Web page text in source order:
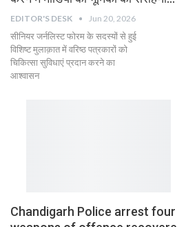
EDITOR'S DESK Jun 20, 2026
सीनियर जर्नलिस्ट फोरम के सदस्यों से हुई
विशिष्ट मुलाक़ात में वरिष्ठ पत्रकारों को
चिकित्सा सुविधाएं प्रदान करने का
आश्वासन
Chandigarh Police arrest